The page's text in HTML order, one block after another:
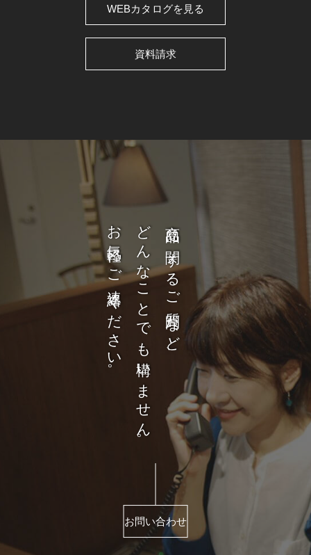
WEBカタログを見る
資料請求
商品に関するご質問など、
どんなことでも構いません。
お気軽にご連絡ください。
お問い合わせ